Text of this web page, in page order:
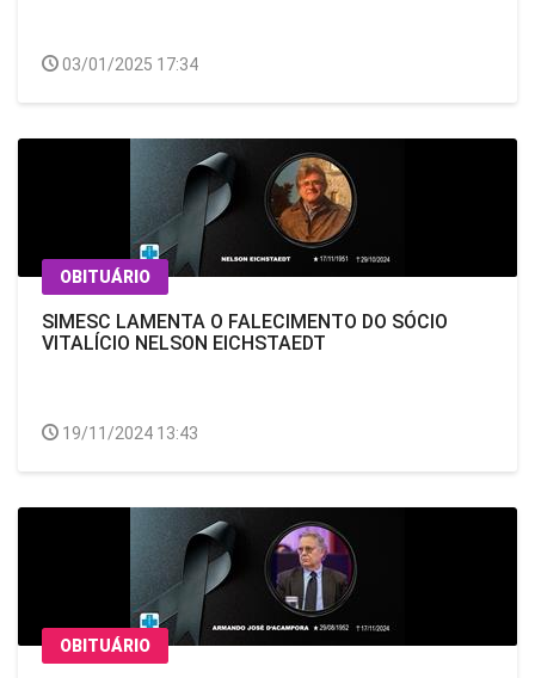
03/01/2025 17:34
OBITUÁRIO
SIMESC LAMENTA O FALECIMENTO DO SÓCIO
VITALÍCIO NELSON EICHSTAEDT
19/11/2024 13:43
OBITUÁRIO